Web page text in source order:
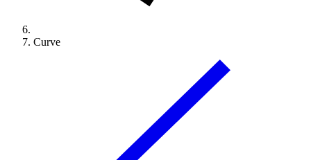
Curve